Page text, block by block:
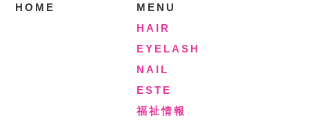
HOME
MENU
HAIR
EYELASH
NAIL
ESTE
福祉情報